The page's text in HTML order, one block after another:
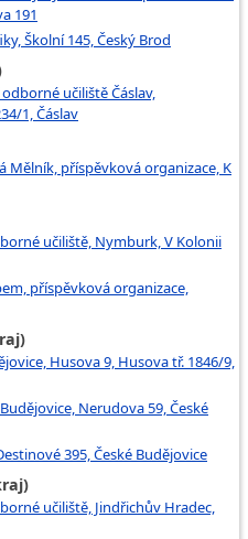
191
Školní 145, Český Brod
učiliště Čáslav,
1, Čáslav
příspěvková organizace, K
učiliště, Nymburk, V Kolonii
příspěvková organizace,
Husova 9, Husova tř. 1846/9,
Nerudova 59, České
395, České Budějovice
učiliště, Jindřichův Hradec,